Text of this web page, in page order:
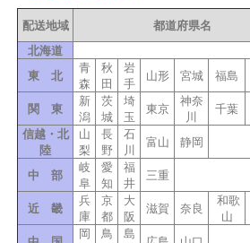
配送地域 都道府県名
北海道
東 北
青
森
秋
田
岩
手
山形 宮城 福島
関 東
新
潟
茨
城
埼
玉
東京
神奈
川
千葉
信越・北
陸
山
梨
長
野
石
川
富山 静岡
中 部
岐
阜
愛
知
福
井
三重
近 畿
兵
庫
京
都
大
阪
滋賀 奈良
和歌
山
岡
鳥
島